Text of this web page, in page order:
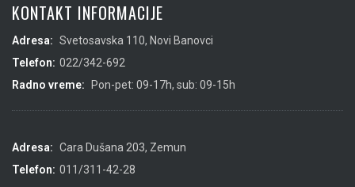
KONTAKT INFORMACIJE
Adresa: Svetosavska 110, Novi Banovci
Telefon: 022/342-692
Radno vreme:
Pon-pet: 09-17h, sub: 09-15h
Adresa: Cara Dušana 203, Zemun
Telefon: 011/311-42-28